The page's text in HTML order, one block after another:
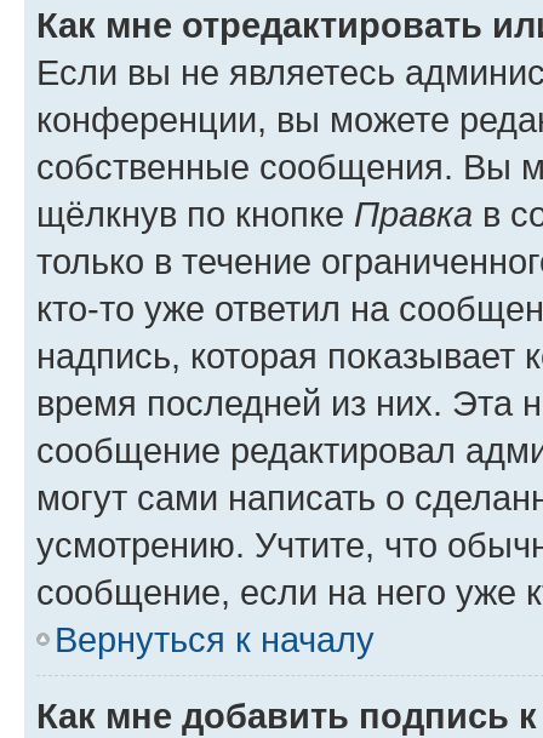
Как мне отредактировать
Если вы не являетесь
конференции, вы можете
собственные сообщения. Вы
щёлкнув по кнопке Правка в
только в течение
кто-то уже ответил на
надпись, которая показывает
время последней из них. Эта
сообщение редактировал
могут сами написать о
усмотрению. Учтите, что
сообщение, если на него уже
Вернуться к началу
Как мне добавить подпись